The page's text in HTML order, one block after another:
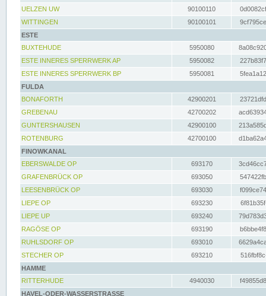
UELZEN UW
90100110
WITTINGEN
90100101
ESTE
BUXTEHUDE
5950080
ESTE INNERES SPERRWERK AP
5950082
ESTE INNERES SPERRWERK BP
5950081
FULDA
BONAFORTH
42900201
GREBENAU
42700202
GUNTERSHAUSEN
42900100
ROTENBURG
42700100
FINOWKANAL
EBERSWALDE OP
693170
GRAFENBRÜCK OP
693050
LEESENBRÜCK OP
693030
LIEPE OP
693230
LIEPE UP
693240
RAGÖSE OP
693190
RUHLSDORF OP
693010
STECHER OP
693210
HAMME
RITTERHUDE
4940030
HAVEL-ODER-WASSERSTRASSE